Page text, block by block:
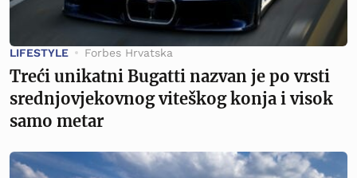
LIFESTYLE Forbes Hrvatska
Treći unikatni Bugatti nazvan je po vrsti
srednjovjekovnog viteškog konja i visok
samo metar